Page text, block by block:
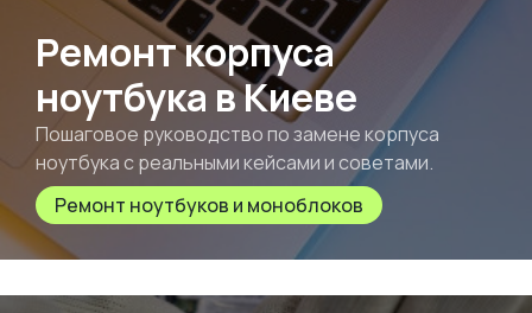
Ремонт корпуса
ноутбука в Киеве
Пошаговое руководство по замене корпуса
ноутбука с реальными кейсами и советами.
Ремонт ноутбуков и моноблоков